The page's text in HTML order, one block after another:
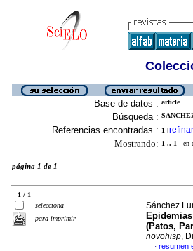
Base de datos : article
Búsqueda :
Referencias encontradas : 1 [refinar
Mostrando: 1 .. 1 en
página 1 de 1
1 / 1
selecciona
para imprimir
Sánchez
(Patos,
novohisp,
· resumen